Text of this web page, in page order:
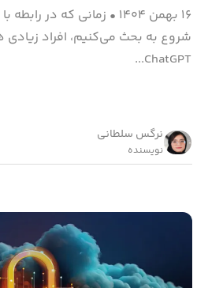
۱۶ بهمن ۱۴۰۴ • زمانی که در
شروع به بحث می‌کنیم، افراد زیادی
ChatGPT...
نرگس سلطانی
نویسنده